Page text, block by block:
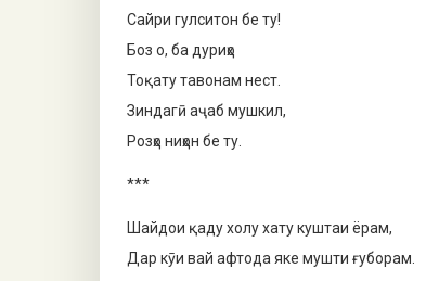
Сайри гулситон бе ту!
Боз о, ба дуриҳо
Тоқату тавонам нест.
Зиндагӣ аҷаб мушкил,
Розҳо ниҳон бе ту.
***
Шайдои қаду холу хату куштаи ёрам,
Дар кӯи вай афтода яке мушти ғуборам.